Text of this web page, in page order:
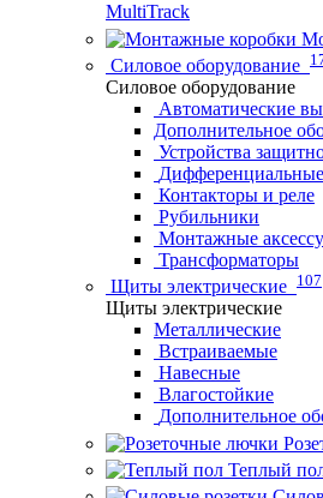
MultiTrack
Силовое оборудование
Силовое оборудование
Автоматические
Дополнительное
Устройства
Контакторы и реле
Рубильники
Монтажные
Трансформаторы
Щиты электрические 107
Щиты электрические
Металлические
Встраиваемые
Навесные
Влагостойкие
Дополнительное
Теплый